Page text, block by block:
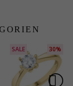
SALE 30%